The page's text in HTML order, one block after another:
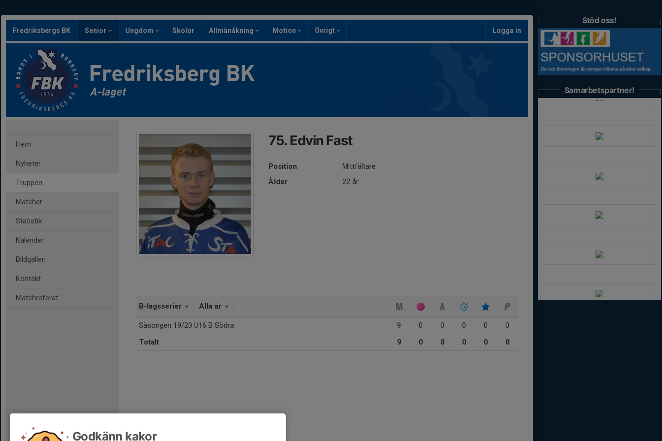
Fredriksbergs BK Senior Ungdom Skolor Allmänåkning Motion Övrigt Logga in
Fredriksberg BK
A-laget
Hem
Nyheter
Truppen
Matcher
Statistik
Kalender
Bildgalleri
Kontakt
Matchreferat
75. Edvin Fast
Position
Mittfältare
Ålder
22 år
B-lagsserier Alla år
Säsongen 19/20 U16 B Södra 9 0 0 0 0
0
Totalt
9 0 0 0 0 0
Stöd oss!
Samarbetspartner!
Godkänn kakor